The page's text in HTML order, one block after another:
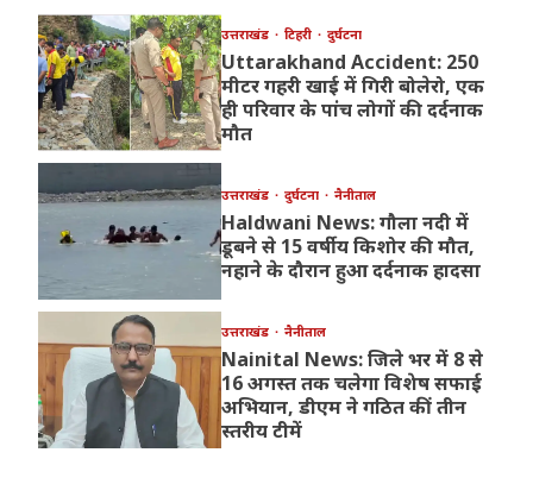
उत्तराखंड टिहरी दुर्घटना
Uttarakhand Accident: 250
मीटर गहरी खाई में गिरी बोलेरो, एक
ही परिवार के पांच लोगों की दर्दनाक
मौत
उत्तराखंड दुर्घटना नैनीताल
Haldwani News: गौला नदी में
डूबने से 15 वर्षीय किशोर की मौत,
नहाने के दौरान हुआ दर्दनाक हादसा
उत्तराखंड नैनीताल
Nainital News: जिले भर में 8 से
16 अगस्त तक चलेगा विशेष सफाई
अभियान, डीएम ने गठित कीं तीन
स्तरीय टीमें